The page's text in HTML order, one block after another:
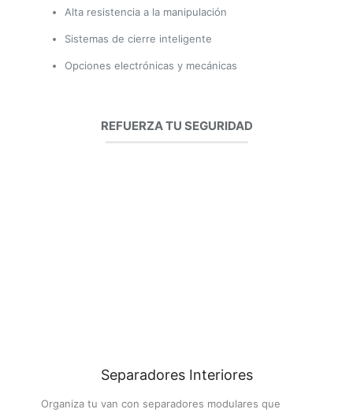
Alta resistencia a la manipulación
Sistemas de cierre inteligente
Opciones electrónicas y mecánicas
REFUERZA TU SEGURIDAD
Separadores Interiores
Organiza tu van con separadores modulares que